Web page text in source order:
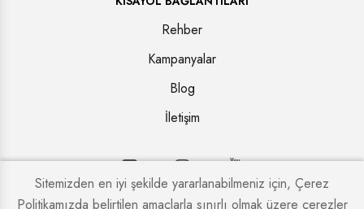
Rehber
Kampanyalar
Blog
İletişim
Sitemizden en iyi şekilde yararlanabilmeniz için, Çerez
Politikamızda belirtilen amaçlarla sınırlı olmak üzere çerezler